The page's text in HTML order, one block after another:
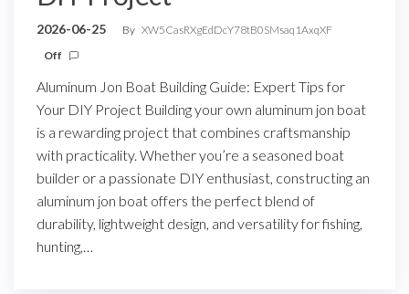
2026-06-25 By XW5CasRXgEdDcY78tB0SMsaq1AxqXF
Off
Aluminum Jon Boat Building Guide: Expert Tips for
Your DIY Project Building your own aluminum jon boat
is a rewarding project that combines craftsmanship
with practicality. Whether you’re a seasoned boat
builder or a passionate DIY enthusiast, constructing an
aluminum jon boat offers the perfect blend of
durability, lightweight design, and versatility for fishing,
hunting,…